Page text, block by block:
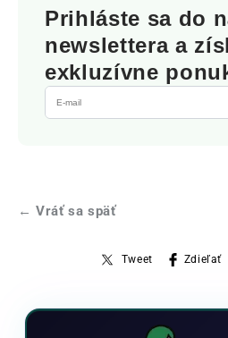
Prihláste sa do
newslettera a
exkluzívne
← Vráť sa späť
Tweet Zdieľať